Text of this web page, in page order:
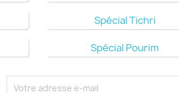
Spécial Tichri
Spécial Pourim